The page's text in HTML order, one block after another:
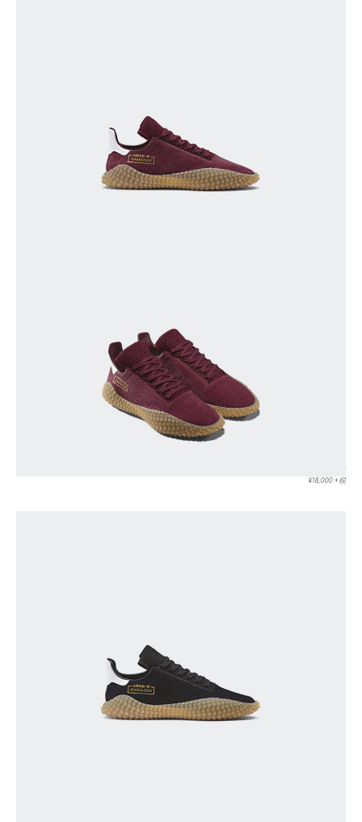
¥18,000 +税